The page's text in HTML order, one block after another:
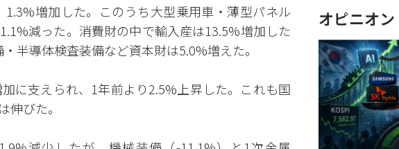
増加した。このうち大型乗用車・薄型パネル
減った。消費財の中で輸入産は13.5%増加した
半導体検査装備など資本財は5.0%増えた。
に支えられ、1年前より2.5%上昇した。これも国
びた。
オピニオン